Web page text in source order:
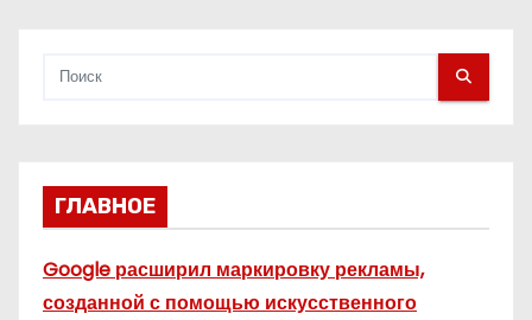
ГЛАВНОЕ
Google расширил маркировку рекламы,
созданной с помощью искусственного